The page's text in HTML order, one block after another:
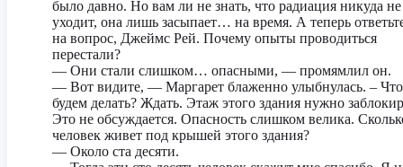
было давно. Но вам ли не знать, что радиация никуда не
уходит, она лишь засыпает… на время. А теперь
на вопрос, Джеймс Рей. Почему опыты проводиться
перестали?
— Они стали слишком… опасными, — промямлил он.
— Вот видите, — Маргарет блаженно улыбнулась. –
будем делать? Ждать. Этаж этого здания нужно
Это не обсуждается. Опасность слишком велика.
человек живет под крышей этого здания?
— Около ста десяти.